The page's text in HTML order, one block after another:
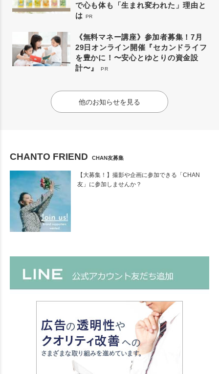
で心も体も「生まれ変われた」理由と
は PR
《無料マネー講座》参加者募集！7月
29日オンライン開催『セカンドライフ
を豊かに！〜安心とゆとりの資金設
計〜』
PR
他のお知らせを見る
CHANTO FRIEND CHAN友募集
【大募集！】撮影や企画に参加できる「CHAN
友」に参加しませんか？